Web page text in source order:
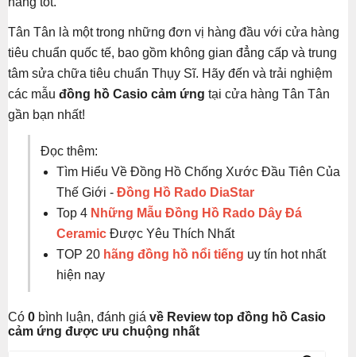
Tân Tân là một trong những đơn vị hàng đầu với cửa hàng
tiêu chuẩn quốc tế, bao gồm không gian đẳng cấp và trung
tâm sửa chữa tiêu chuẩn Thụy Sĩ. Hãy đến và trải nghiệm
các mẫu đồng hồ Casio cảm ứng tại cửa hàng Tân Tân
gần bạn nhất!
Đọc thêm:
Tìm Hiểu Về Đồng Hồ Chống Xước Đầu Tiên Của
Thế Giới - Đồng Hồ Rado DiaStar
Top 4 Những Mẫu Đồng Hồ Rado Dây Đá
Ceramic Được Yêu Thích Nhất
TOP 20 hãng đồng hồ nổi tiếng uy tín hot nhất
hiện nay
Có 0 bình luận, đánh giá về Review top đồng hồ Casio
cảm ứng được ưu chuộng nhất